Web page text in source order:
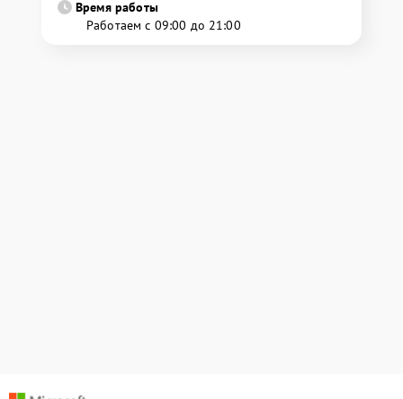
Время работы
Работаем с 09:00 до 21:00